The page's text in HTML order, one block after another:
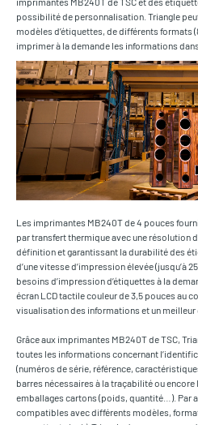
possibilité de personnalisation. Triangle
modèles d’étiquettes, de différents formats
imprimer à la demande les informations
Les imprimantes MB240T de 4 pouces
par transfert thermique avec une résolution
définition et garantissant la durabilité des
d’une vitesse d’impression élevée (jusqu’à
besoins d’impression d’étiquettes à la
écran LCD tactile couleur de 3,5 pouces au
visualisation des informations et un meilleur
Grâce aux imprimantes MB240T de TSC,
toutes les informations concernant
(numéros de série, référence,
barres nécessaires à la traçabilité ou
emballages cartons (poids, quantité…). Par
compatibles avec différents modèles,